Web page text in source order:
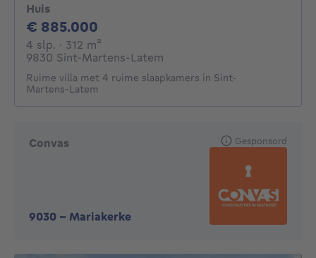
Huis
€ 885.000
4 slp. 4 slaapkamers
· 312 m²
9830 Sint-Martens-Latem
Ruime villa met 4 ruime slaapkamers in Sint-
Martens-Latem
Convas
9030 - Mariakerke
Gesponsord